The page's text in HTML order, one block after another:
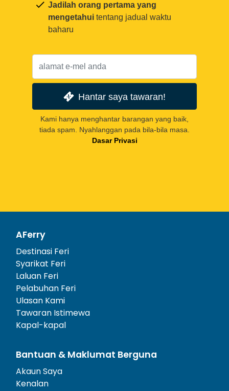
Jadilah orang pertama yang
mengetahui tentang jadual waktu
baharu
Hantar saya tawaran!
Kami hanya menghantar barangan yang baik,
tiada spam. Nyahlanggan pada bila-bila masa.
Dasar Privasi
AFerry
Destinasi Feri
Syarikat Feri
Laluan Feri
Pelabuhan Feri
Ulasan Kami
Tawaran Istimewa
Kapal-kapal
Bantuan & Maklumat Berguna
Akaun Saya
Kenalan